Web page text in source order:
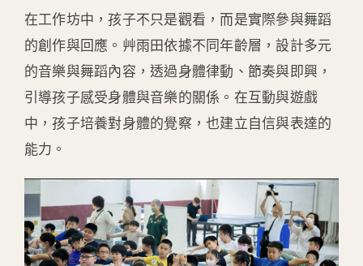
在工作坊中，孩子不只是觀看，而是實際參與舞蹈
的創作與回應。艸雨田依據不同年齡層，設計多元
的音樂與舞蹈內容，透過身體律動、節奏與即興，
引導孩子感受身體與音樂的關係。在互動與遊戲
中，孩子培養對身體的覺察，也建立自信與表達的
能力。